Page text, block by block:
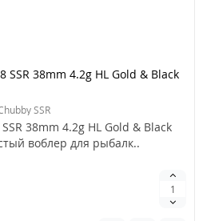
SSR 38mm 4.2g HL Gold & Black
SSR
38mm 4.2g HL Gold & Black
воблер для рыбалк..